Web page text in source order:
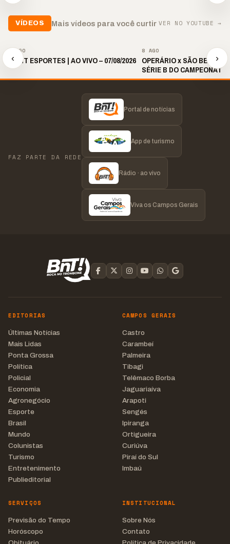
VÍDEOS Mais vídeos para você curtir VER NO YOUTUBE →
‹
8 AGO
🎙️ BNT ESPORTES | AO VIVO – 07/08/2026
8 AGO
OPERÁRIO x SÃO
SÉRIE B DO
2026 | 19H30
›
FAZ PARTE DA REDE
Portal de notícias
App de turismo
Rádio · ao vivo
Viva os Campos Gerais
EDITORIAS
Últimas Notícias
Mais Lidas
Ponta Grossa
Política
Policial
Economia
Agronegócio
Esporte
Brasil
Mundo
Colunistas
Turismo
Entretenimento
Publieditorial
CAMPOS GERAIS
Castro
Carambeí
Palmeira
Tibagi
Telêmaco Borba
Jaguariaíva
Arapoti
Sengés
Ipiranga
Ortigueira
Curiúva
Piraí do Sul
Imbaú
SERVIÇOS
Previsão do Tempo
Horóscopo
INSTITUCIONAL
Sobre Nós
Contato